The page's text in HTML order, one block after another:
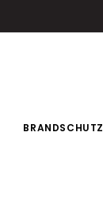
BRANDSCHUTZ